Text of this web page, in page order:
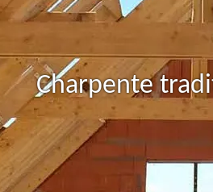
Charpente